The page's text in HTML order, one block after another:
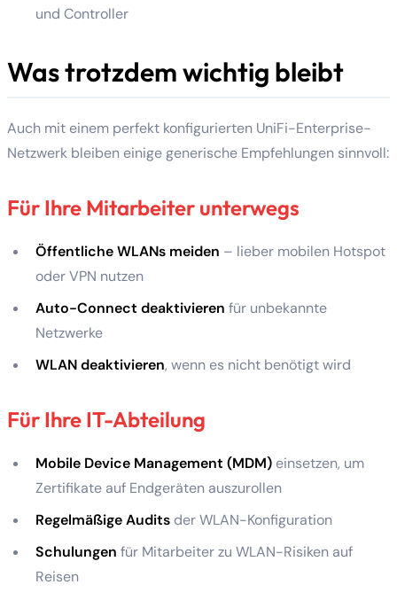
und Controller
Was trotzdem wichtig bleibt
Auch mit einem perfekt konfigurierten UniFi-Enterprise-
Netzwerk bleiben einige generische Empfehlungen sinnvoll:
Für Ihre Mitarbeiter unterwegs
Öffentliche WLANs meiden – lieber mobilen Hotspot
oder VPN nutzen
Auto-Connect deaktivieren für unbekannte
Netzwerke
WLAN deaktivieren, wenn es nicht benötigt wird
Für Ihre IT-Abteilung
Mobile Device Management (MDM) einsetzen, um
Zertifikate auf Endgeräten auszurollen
Regelmäßige Audits der WLAN-Konfiguration
Schulungen für Mitarbeiter zu WLAN-Risiken auf
Reisen